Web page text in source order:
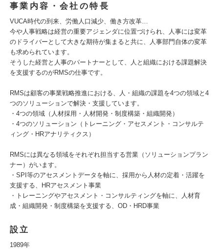
事業内容・会社の特長
VUCA時代の到来、労働人口減少、働き方改革…
今や人事戦略は経営の重要アジェンダに位置づけられ、人事には変革
のドライバーとして大きな期待が集まると共に、人事部門自体の変革
も求められています。
そうした経営と人事のパートナーとして、人と組織における課題解決
を支援するのがRMSの仕事です。
RMSは顧客の事業戦略推進における、人・組織の課題を4つの領域と4
つのソリューションで解決・支援しています。
・4つの領域（人材採用・人材開発・制度構築・組織開発）
・4つのソリューション（トレーニング・アセスメント・コンサルテ
ィング・HRアナリティクス）
RMSには異なる領域をそれぞれ担当する営業（ソリューションプラン
ナー）がいます。
・SPI等のアセスメントデータを軸に、採用から人材の定着・活躍を
支援する、HRアセスメント事業
・トレーニングやアセスメント・コンサルティングを軸に、人材育
成・組織開発・制度構築を支援する、OD・HRD事業
設立
1989年